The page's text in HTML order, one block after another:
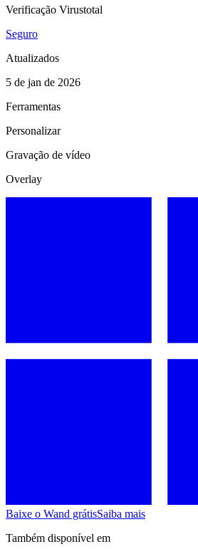
Verificação Virustotal
Seguro
Atualizados
5 de jan de 2026
Ferramentas
Personalizar
Gravação de vídeo
Overlay
Baixe o Wand grátisSaiba mais
Também disponível em